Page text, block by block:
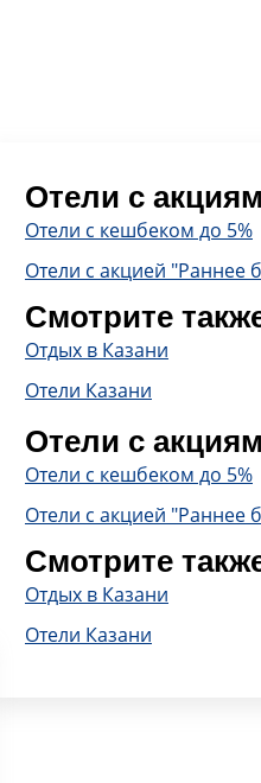
Отели с
Отели с кешбеком до 5%
Отели с акцией "Раннее
Смотрите
Отдых в Казани
Отели Казани
Отели с
Отели с кешбеком до 5%
Отели с акцией "Раннее
Смотрите
Отдых в Казани
Отели Казани